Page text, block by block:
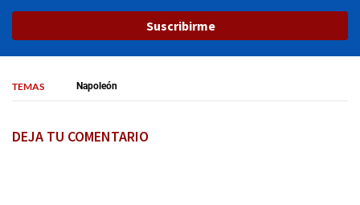
Suscribirme
TEMAS Napoleón
DEJA TU COMENTARIO